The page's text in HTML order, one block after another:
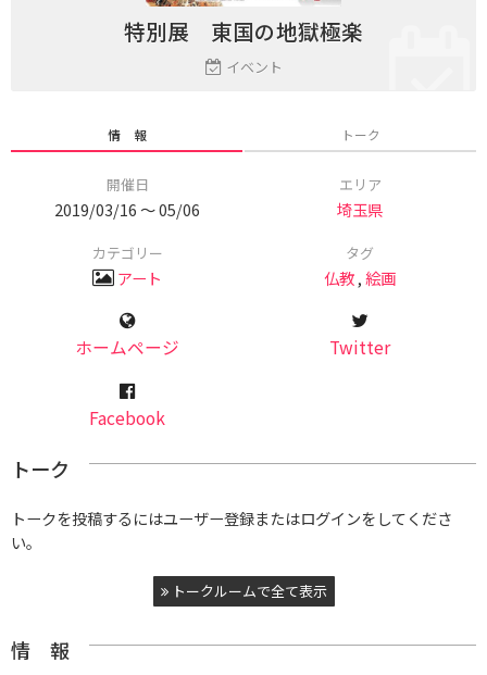
特別展 東国の地獄極楽
イベント
情 報 トーク
開催日
2019/03/16 〜 05/06
エリア
埼玉県
カテゴリー
アート
タグ
仏教,絵画
ホームページ Twitter
Facebook
トーク
トークを投稿するにはユーザー登録またはログインをしてくださ
い。
トークルームで全て表示
情 報